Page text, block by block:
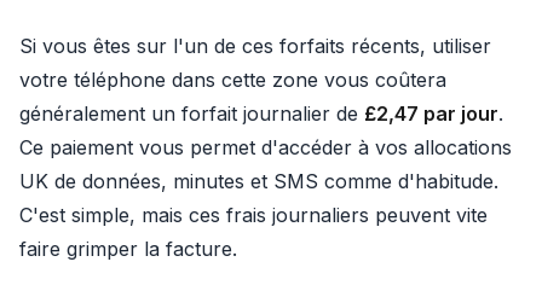
Si vous êtes sur l'un de ces forfaits récents, utiliser
votre téléphone dans cette zone vous coûtera
généralement un forfait journalier de £2,47 par jour.
Ce paiement vous permet d'accéder à vos allocations
UK de données, minutes et SMS comme d'habitude.
C'est simple, mais ces frais journaliers peuvent vite
faire grimper la facture.